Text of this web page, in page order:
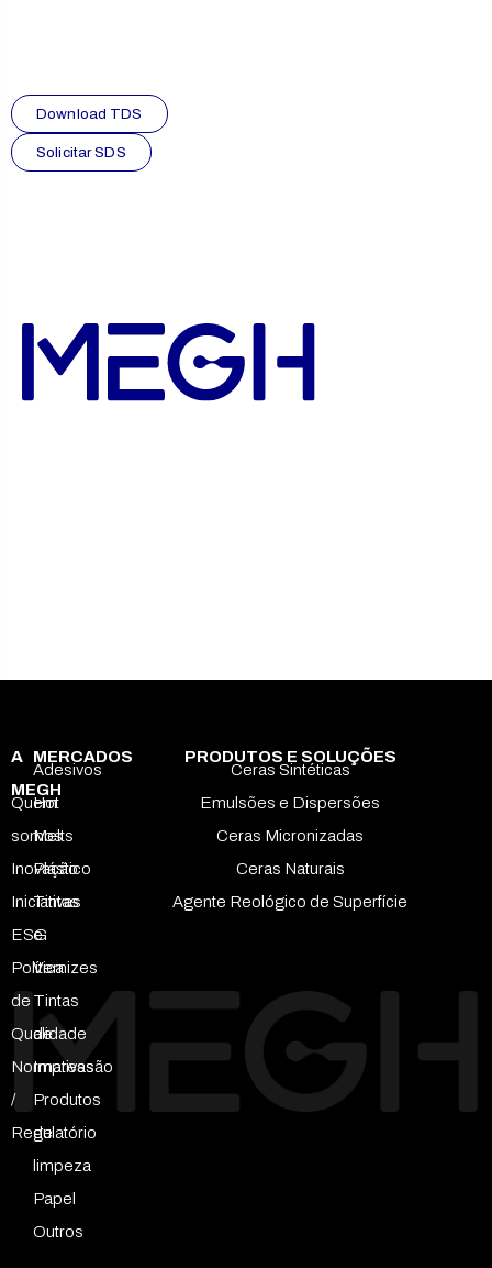
Download TDS
Solicitar SDS
A
MEGH
Quem
somos
Inovação
Iniciativas
ESG
Política
de
Qualidade
Normativas
/
Regulatório
MERCADOS
Adesivos
Hot
Melts
Plástico
Tintas
e
Vernizes
Tintas
de
Impressão
Produtos
de
limpeza
Papel
Outros
PRODUTOS E SOLUÇÕES
Ceras Sintéticas
Emulsões e Dispersões
Ceras Micronizadas
Ceras Naturais
Agente Reológico de Superfície